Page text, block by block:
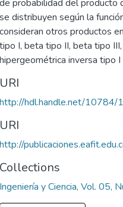
de probabilidad del producto
se distribuyen según la
consideran otros productos
tipo I, beta tipo II, beta tipo
hipergeométrica inversa tipo
URI
http://hdl.handle.net/10784/
URI
http://
Collections
Ingeniería y Ciencia, Vol. 05,